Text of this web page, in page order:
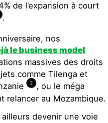
de l’expansion à court
.
nos
le business model
massives des droits
comme Tilenga et
2
, ou le méga
relancer au Mozambique.
ailleurs devenir une voie